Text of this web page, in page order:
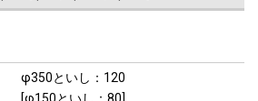
φ350といし：120
[φ150といし：80]